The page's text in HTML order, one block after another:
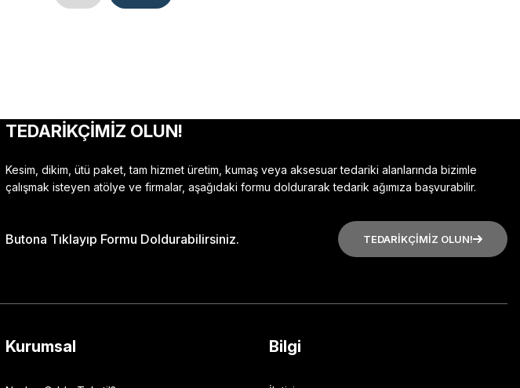
TEDARİKÇİMİZ OLUN!
Kesim, dikim, ütü paket, tam hizmet üretim, kumaş veya aksesuar tedariki alanlarında bizimle
çalışmak isteyen atölye ve firmalar, aşağıdaki formu doldurarak tedarik ağımıza başvurabilir.
Butona Tıklayıp Formu Doldurabilirsiniz. TEDARİKÇİMİZ OLUN!
Kurumsal Bilgi